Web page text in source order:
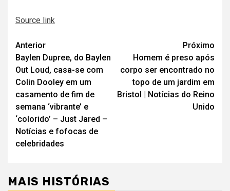
Source link
Navegação
de
artigos
Anterior
Baylen Dupree, do Baylen
Out Loud, casa-se com
Colin Dooley em um
casamento de fim de
semana ‘vibrante’ e
‘colorido’ – Just Jared –
Notícias e fofocas de
celebridades
Próximo
Homem é preso após
corpo ser encontrado no
topo de um jardim em
Bristol | Notícias do Reino
Unido
MAIS HISTÓRIAS